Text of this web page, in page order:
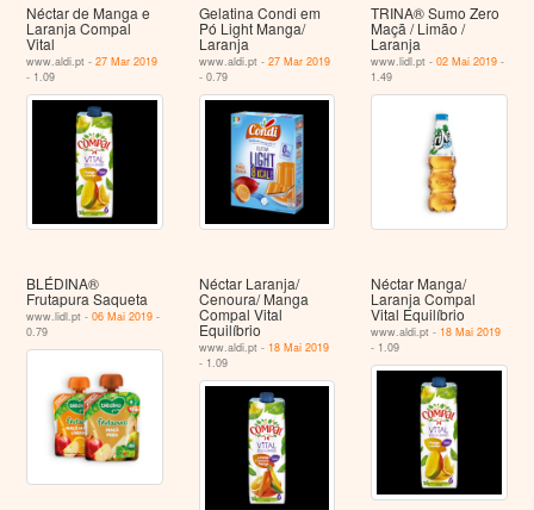
Néctar de Manga e
Laranja Compal
Vital
www.aldi.pt -27 Mar 2019
- 1.09
Gelatina Condi em
Pó Light Manga/
Laranja
www.aldi.pt - 27 Mar 2019
- 0.79
TRINA® Sumo Zero
Maçã / Limão /
Laranja
www.lidl.pt -02 Mai 2019 -
1.49
BLÉDINA®
Frutapura Saqueta
www.lidl.pt -06 Mai 2019 -
0.79
Néctar Laranja/
Cenoura/ Manga
Compal Vital
Equilíbrio
www.aldi.pt - 18 Mai 2019
- 1.09
Néctar Manga/
Laranja Compal
Vital Equilíbrio
www.aldi.pt - 18 Mai 2019
- 1.09